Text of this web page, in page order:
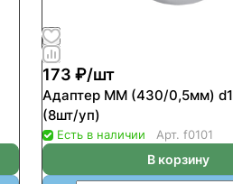
173 ₽/шт
Адаптер ММ (430/0,5мм)
(8шт/уп)
Есть в наличии Арт. f0101
В корзину